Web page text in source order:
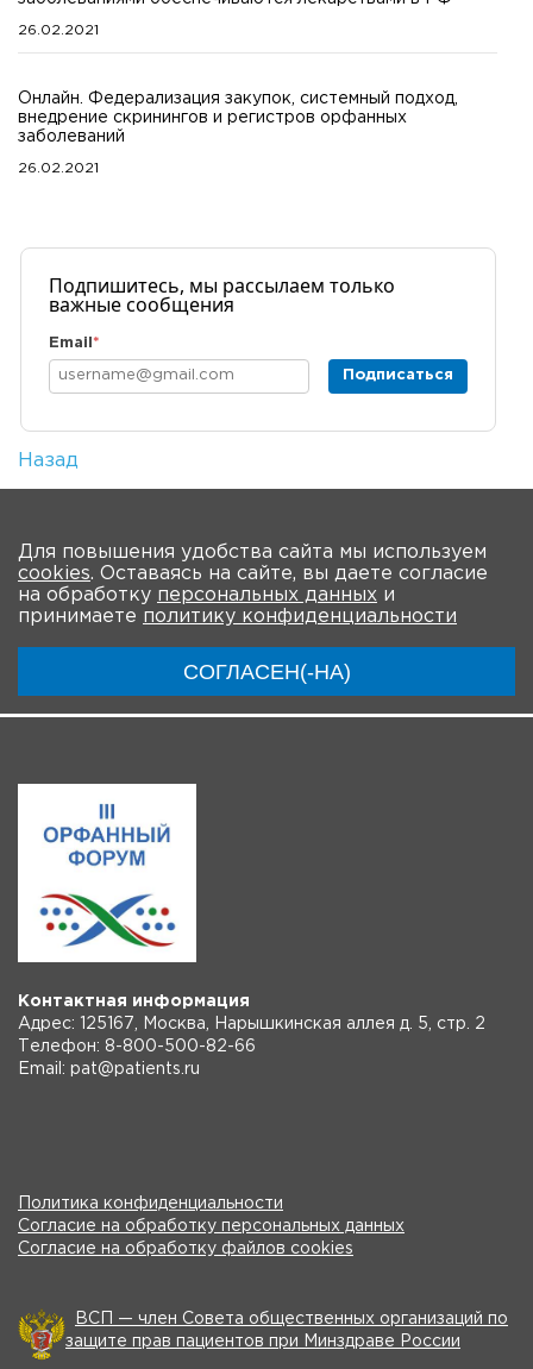
26.02.2021
Онлайн. Федерализация закупок, системный подход,
внедрение скринингов и регистров орфанных
заболеваний
26.02.2021
Подпишитесь, мы рассылаем только
важные сообщения
Email *
Подписаться
Назад
Для повышения удобства сайта мы используем
cookies. Оставаясь на сайте, вы даете согласие
на обработку персональных данных и
принимаете политику конфиденциальности
СОГЛАСЕН(-НА)
О форуме Новости Программа
Контактная информация
Адрес: 125167, Москва, Нарышкинская аллея д. 5, стр. 2
Телефон: 8-800-500-82-66
Email: pat@patients.ru
Политика конфиденциальности
Согласие на обработку персональных данных
Согласие на обработку файлов cookies
ВСП — член Совета общественных организаций по
защите прав пациентов при Минздраве России